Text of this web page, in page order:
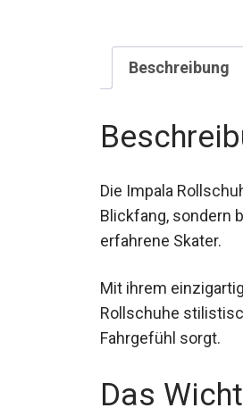
Beschreibung
Die Impala
Blickfang, sondern
erfahrene Skater.
Mit ihrem
Rollschuhe
Fahrgefühl sorgt.
Das